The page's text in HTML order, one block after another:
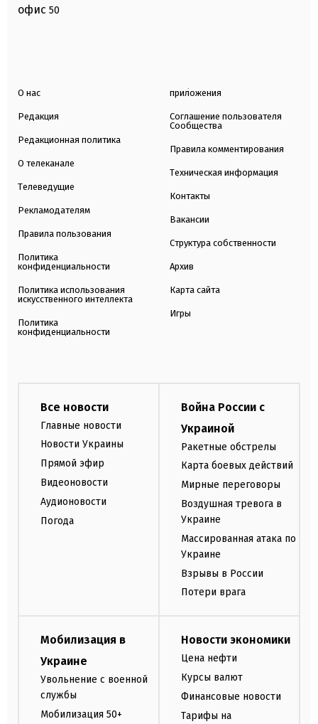
офис 50
О нас
Редакция
Редакционная политика
О телеканале
Телеведущие
Рекламодателям
Правила пользования
Политика
конфиденциальности
Политика использования
искусственного интеллекта
Политика
конфиденциальности
приложения
Соглашение пользователя
Сообщества
Правила комментирования
Техническая информация
Контакты
Вакансии
Структура собственности
Архив
Карта сайта
Игры
Все новости
Главные новости
Новости Украины
Прямой эфир
Видеоновости
Аудионовости
Погода
Война России с
Украиной
Ракетные обстрелы
Карта боевых действий
Мирные переговоры
Воздушная тревога в
Украине
Массированная атака по
Украине
Взрывы в России
Потери врага
Мобилизация в
Украине
Увольнение с военной
службы
Мобилизация 50+
Новости экономики
Цена нефти
Курсы валют
Финансовые новости
Тарифы на